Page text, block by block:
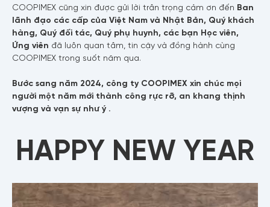
COOPIMEX cũng xin được gửi lời trân trọng cảm ơn đến Ban
lãnh đạo các cấp của Việt Nam và Nhật Bản, Quý khách
hàng, Quý đối tác, Quý phụ huynh, các bạn Học viên,
Ứng viên đã luôn quan tâm, tin cậy và đồng hành cùng
COOPIMEX trong suốt năm qua.
Bước sang năm 2024, công ty COOPIMEX xin chúc mọi
người một năm mới thành công rực rỡ, an khang thịnh
vượng và vạn sự như ý .
HAPPY NEW YEAR
Trình
chơi